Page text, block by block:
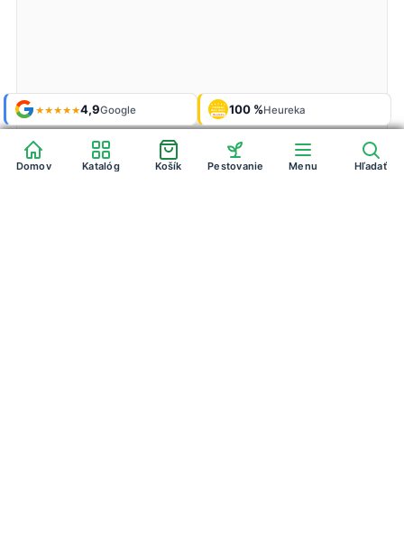
★★★★★4,9Google OVĚŘENO
ZÁKAZNÍKY
Heureka 100 %Heureka
Shop roku'24 + '25 Galerie925 fotek
Domov Katalóg Košík Pestovanie Menu Hľadať
★★★★★4,9Google OVĚŘENO
ZÁKAZNÍKY
Heureka 100 %Heureka
Shop roku'24 + '25 Galerie925 fotek
Domov Katalóg Košík Pestovanie Menu Hľadať